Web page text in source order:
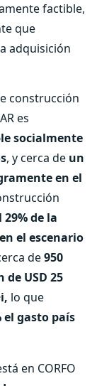
factible,
que
adquisición
construcción
es
socialmente
, y cerca de un
en el
de la
el escenario
de950
USD 25
lo que
el gasto país
en CORFO